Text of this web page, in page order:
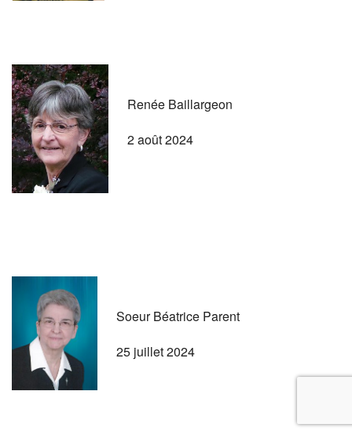
Renée Baillargeon
2 août 2024
Soeur Béatrice Parent
25 juillet 2024